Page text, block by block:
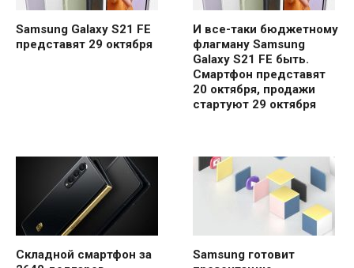
Samsung Galaxy S21 FE
представят 29 октября
И все-таки бюджетному
флагману Samsung
Galaxy S21 FE быть.
Смартфон представят
20 октября, продажи
стартуют 29 октября
Складной смартфон за
Samsung готовит